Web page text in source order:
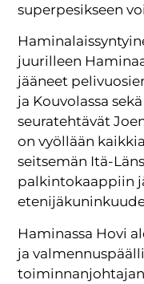
superpesikseen
juurilleen
jääneet
ja Kouvolassa
seuratehtävät
on vyöllään
seitsemän Itä-
palkintokaappiin
Haminassa Hovi
ja